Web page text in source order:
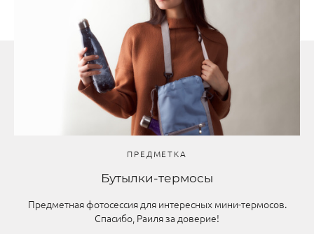
ПРЕДМЕТКА
Бутылки-термосы
Предметная фотосессия для интересных мини-термосов.
Спасибо, Раиля за доверие!